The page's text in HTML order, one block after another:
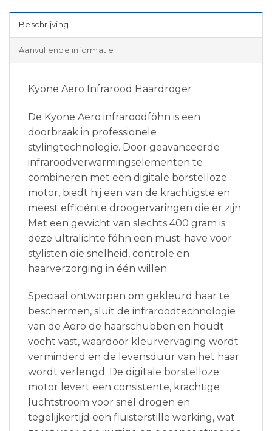
Beschrijving
Aanvullende informatie
Kyone Aero Infrarood Haardroger
De Kyone Aero infraroodföhn is een
doorbraak in professionele
stylingtechnologie. Door geavanceerde
infraroodverwarmingselementen te
combineren met een digitale borstelloze
motor, biedt hij een van de krachtigste en
meest efficiënte droogervaringen die er zijn.
Met een gewicht van slechts 400 gram is
deze ultralichte föhn een must-have voor
stylisten die snelheid, controle en
haarverzorging in één willen.
Speciaal ontworpen om gekleurd haar te
beschermen, sluit de infraroodtechnologie
van de Aero de haarschubben en houdt
vocht vast, waardoor kleurvervaging wordt
verminderd en de levensduur van het haar
wordt verlengd. De digitale borstelloze
motor levert een consistente, krachtige
luchtstroom voor snel drogen en
tegelijkertijd een fluisterstille werking, wat